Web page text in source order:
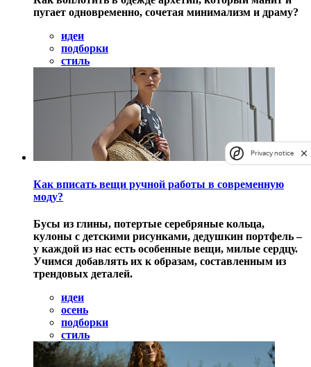
пугает одновременно, сочетая минимализм и драму?
идеи
подборки
стиль
Как вписать вещи ручной работы в современную
моду?
Бусы из глины, потертые серебряные кольца,
кулоны с детскими рисунками, дедушкин портфель –
у каждой из нас есть особенные вещи, милые сердцу.
Учимся добавлять их к образам, составленным из
трендовых деталей.
идеи
осень
подборки
стиль
Privacy notice